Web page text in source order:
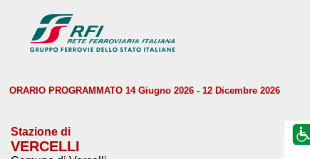
ORARIO PROGRAMMATO 14 Giugno 2026 - 12 Dicembre 2026
Stazione di
VERCELLI